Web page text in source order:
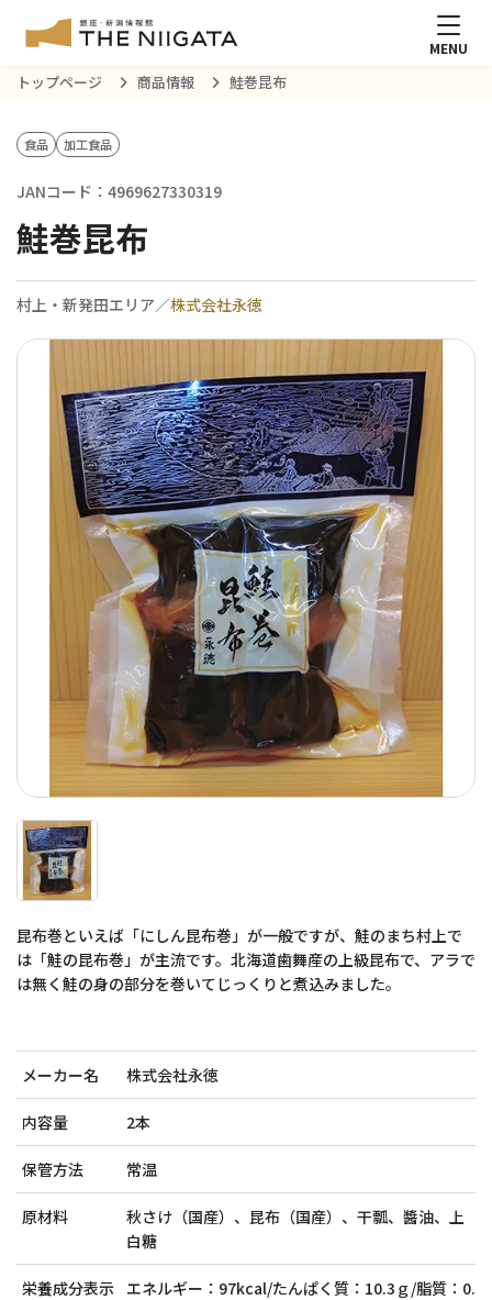
MENU
トップページ 商品情報 鮭巻昆布
食品 加工食品
JANコード：4969627330319
鮭巻昆布
村上・新発田エリア／株式会社永徳
昆布巻といえば「にしん昆布巻」が一般ですが、鮭のまち村上で
は「鮭の昆布巻」が主流です。北海道歯舞産の上級昆布で、アラで
は無く鮭の身の部分を巻いてじっくりと煮込みました。
メーカー名 株式会社永徳
内容量 2本
保管方法 常温
原材料
秋さけ（国産）、昆布（国産）、干瓢、醬油、上
白糖
栄養成分表示 エネルギー：97kcal/たんぱく質：10.3ｇ/脂質：0.